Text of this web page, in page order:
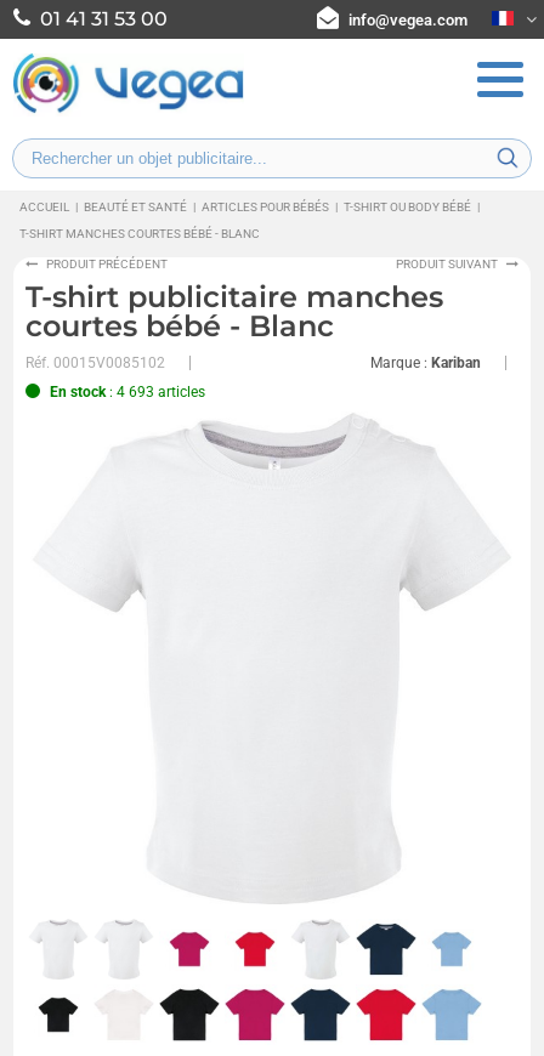
01 41 31 53 00 info@vegea.com
ACCUEIL | BEAUTÉ ET SANTÉ | ARTICLES POUR BÉBÉS | T-SHIRT OU BODY BÉBÉ |
T-SHIRT MANCHES COURTES BÉBÉ - BLANC
PRODUIT PRÉCÉDENT PRODUIT SUIVANT
T-shirt publicitaire manches
courtes bébé - Blanc
Réf.00015V0085102 Marque : Kariban
En stock: 4 693 articles